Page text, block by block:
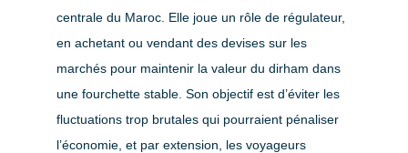
centrale du Maroc. Elle joue un rôle de régulateur,
en achetant ou vendant des devises sur les
marchés pour maintenir la valeur du dirham dans
une fourchette stable. Son objectif est d’éviter les
fluctuations trop brutales qui pourraient pénaliser
l’économie, et par extension, les voyageurs